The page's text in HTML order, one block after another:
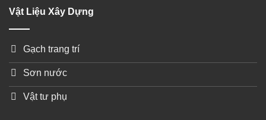
Vật Liệu Xây Dựng
Gạch trang trí
Sơn nước
Vật tư phụ